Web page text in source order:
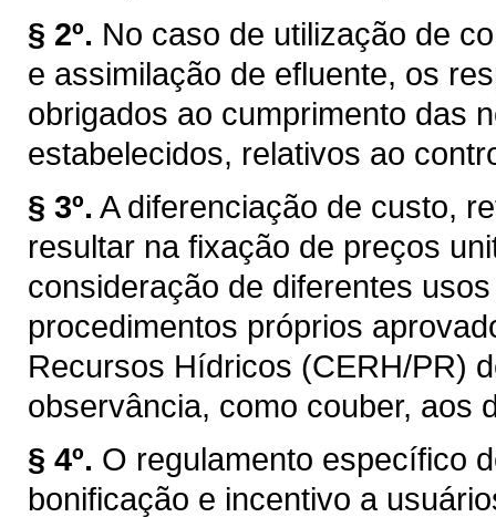
§ 2º. No caso de utilização de
e assimilação de efluente, os
obrigados ao cumprimento das
estabelecidos, relativos ao
§ 3º. A diferenciação de custo,
resultar na fixação de preços
consideração de diferentes
procedimentos próprios
Recursos Hídricos (CERH/PR)
observância, como couber, aos
§ 4º. O regulamento específico
bonificação e incentivo a